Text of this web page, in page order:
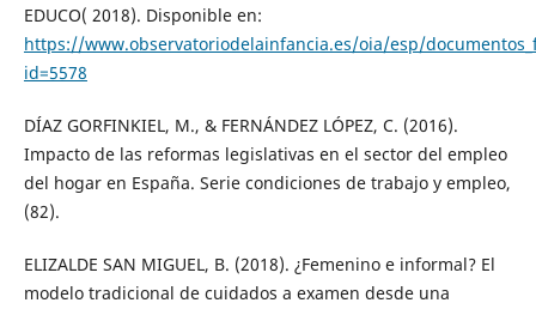
EDUCO( 2018). Disponible en:
https://www.observatoriodelainfancia.es/oia/esp/
id=5578
DÍAZ GORFINKIEL, M., & FERNÁNDEZ LÓPEZ, C. (2016).
Impacto de las reformas legislativas en el sector del empleo
del hogar en España. Serie condiciones de trabajo y empleo,
(82).
ELIZALDE SAN MIGUEL, B. (2018). ¿Femenino e informal? El
modelo tradicional de cuidados a examen desde una